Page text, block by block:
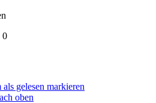
0
gelesen markieren
oben